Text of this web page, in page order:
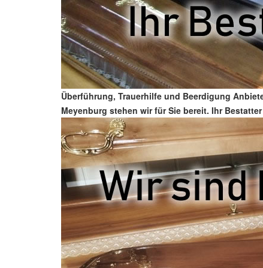
Überführung, Trauerhilfe und Beerdigung
Meyenburg stehen wir für Sie bereit. Ihr